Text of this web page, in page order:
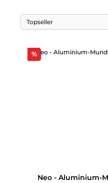
%Rabatt
Neo - Aluminium-